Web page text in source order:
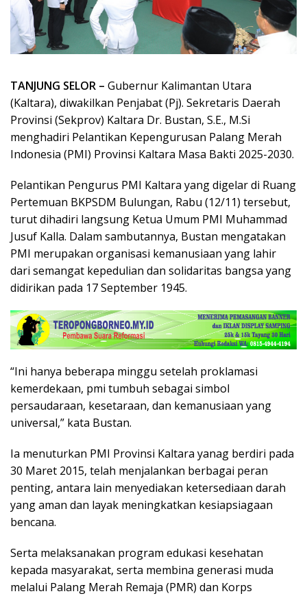
TANJUNG SELOR – Gubernur Kalimantan Utara
(Kaltara), diwakilkan Penjabat (Pj). Sekretaris Daerah
Provinsi (Sekprov) Kaltara Dr. Bustan, S.E., M.Si
menghadiri Pelantikan Kepengurusan Palang Merah
Indonesia (PMI) Provinsi Kaltara Masa Bakti 2025-2030.
Pelantikan Pengurus PMI Kaltara yang digelar di Ruang
Pertemuan BKPSDM Bulungan, Rabu (12/11) tersebut,
turut dihadiri langsung Ketua Umum PMI Muhammad
Jusuf Kalla. Dalam sambutannya, Bustan mengatakan
PMI merupakan organisasi kemanusiaan yang lahir
dari semangat kepedulian dan solidaritas bangsa yang
didirikan pada 17 September 1945.
“Ini hanya beberapa minggu setelah proklamasi
kemerdekaan, pmi tumbuh sebagai simbol
persaudaraan, kesetaraan, dan kemanusiaan yang
universal,” kata Bustan.
Ia menuturkan PMI Provinsi Kaltara yanag berdiri pada
30 Maret 2015, telah menjalankan berbagai peran
penting, antara lain menyediakan ketersediaan darah
yang aman dan layak meningkatkan kesiapsiagaan
bencana.
Serta melaksanakan program edukasi kesehatan
kepada masyarakat, serta membina generasi muda
melalui Palang Merah Remaja (PMR) dan Korps